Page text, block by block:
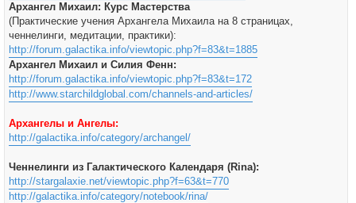
Архангел Михаил: Курс Мастерства
(Практические учения Архангела Михаила на 8 страницах,
ченнелинги, медитации, практики):
http://forum.galactika.info/viewtopic.php?f=83&t=1885
Архангел Михаил и Силия Фенн:
http://forum.galactika.info/viewtopic.php?f=83&t=172
http://www.starchildglobal.com/channels-and-articles/
Архангелы и Ангелы:
http://galactika.info/category/archangel/
Ченнелинги из Галактического Календаря (Rina):
http://stargalaxie.net/viewtopic.php?f=63&t=770
http://galactika.info/category/notebook/rina/